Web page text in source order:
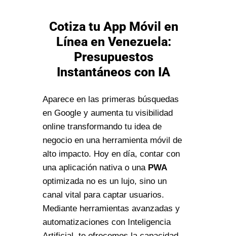
Cotiza tu App Móvil en
Línea en Venezuela:
Presupuestos
Instantáneos con IA
Aparece en las primeras búsquedas
en Google y aumenta tu visibilidad
online transformando tu idea de
negocio en una herramienta móvil de
alto impacto. Hoy en día, contar con
una aplicación nativa o una PWA
optimizada no es un lujo, sino un
canal vital para captar usuarios.
Mediante herramientas avanzadas y
automatizaciones con Inteligencia